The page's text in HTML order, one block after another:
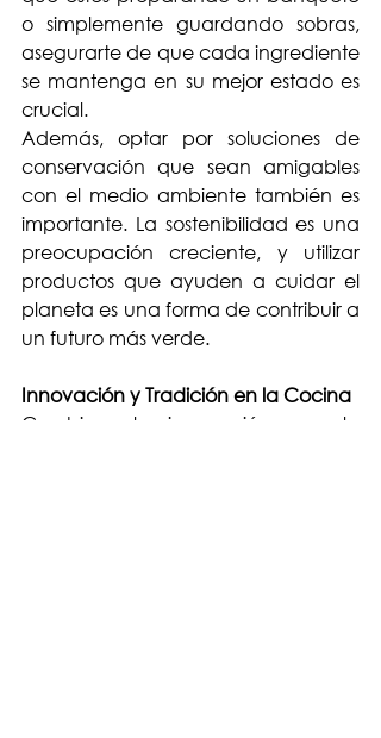
o simplemente guardando sobras,
asegurarte de que cada ingrediente
se mantenga en su mejor estado es
crucial.
Además, optar por soluciones de
conservación que sean amigables
con el medio ambiente también es
importante. La sostenibilidad es una
preocupación creciente, y utilizar
productos que ayuden a cuidar el
planeta es una forma de contribuir a
un futuro más verde.
Innovación y Tradición en la Cocina
Combinar la innovación con la